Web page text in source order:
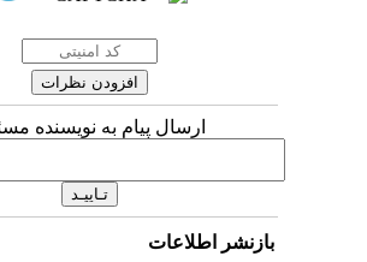
ارسال پیام به نویسنده مسئول
بازنشر اطلاعات